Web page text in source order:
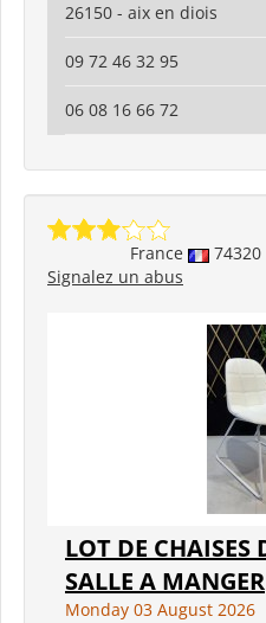
26150 - aix en diois
09 72 46 32 95
06 08 16 66 72
France 74320
Signalez un abus
LOT DE CHAISES
SALLE A MANGER
Monday 03 August 2026